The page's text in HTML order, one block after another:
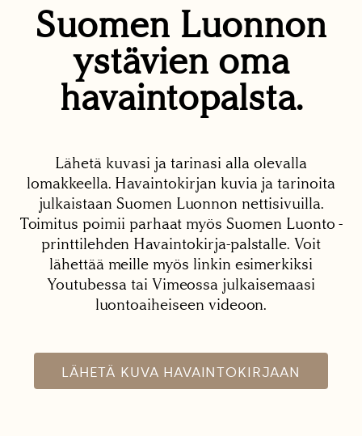
Suomen Luonnon
ystävien oma
havaintopalsta.
Lähetä kuvasi ja tarinasi alla olevalla
lomakkeella. Havaintokirjan kuvia ja tarinoita
julkaistaan Suomen Luonnon nettisivuilla.
Toimitus poimii parhaat myös Suomen Luonto -
printtilehden Havaintokirja-palstalle. Voit
lähettää meille myös linkin esimerkiksi
Youtubessa tai Vimeossa julkaisemaasi
luontoaiheiseen videoon.
LÄHETÄ KUVA HAVAINTOKIRJAAN